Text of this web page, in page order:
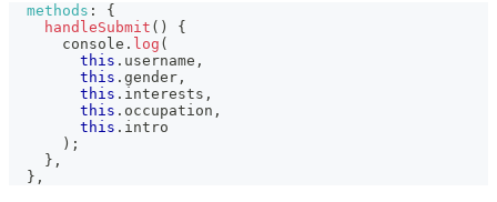
methods :
{
handleSubmit ( )
{
console . log (
this . username ,
this . gender ,
this . interests ,
this . occupation ,
this . intro
) ;
} ,
} ,